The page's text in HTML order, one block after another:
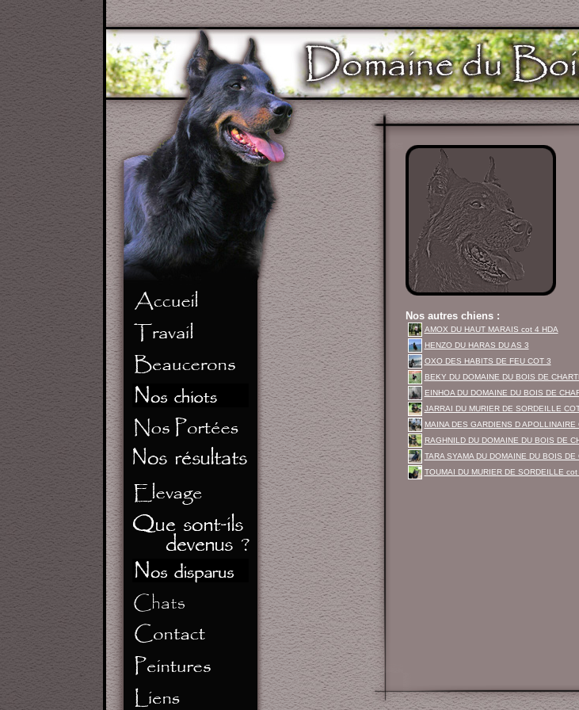
Nos autres chiens :
AMOX DU HAUT MARAIS cot 4 HDA
HENZO DU HARAS DU AS 3
OXO DES HABITS DE FEU COT 3
BEKY DU DOMAINE DU BOIS DE
EINHOA DU DOMAINE DU BOIS DE
JARRAI DU MURIER DE SORDEILLE
MAINA DES GARDIENS D APOLLINAIRE
RAGHNILD DU DOMAINE DU BOIS DE
TARA SYAMA DU DOMAINE DU BOIS
TOUMAI DU MURIER DE SORDEILLE cot